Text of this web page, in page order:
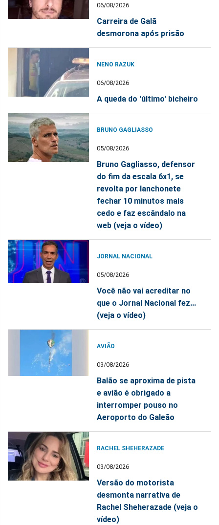
06/08/2026
Carreira de Galã
desmorona após prisão
NENO RAZUK
06/08/2026
A queda do 'último' bicheiro
BRUNO GAGLIASSO
05/08/2026
Bruno Gagliasso, defensor
do fim da escala 6x1, se
revolta por lanchonete
fechar 10 minutos mais
cedo e faz escândalo na
web (veja o vídeo)
JORNAL NACIONAL
05/08/2026
Você não vai acreditar no
que o Jornal Nacional fez...
(veja o vídeo)
AVIÃO
03/08/2026
Balão se aproxima de pista
e avião é obrigado a
interromper pouso no
Aeroporto do Galeão
RACHEL SHEHERAZADE
03/08/2026
Versão do motorista
desmonta narrativa de
Rachel Sheherazade (veja o
vídeo)